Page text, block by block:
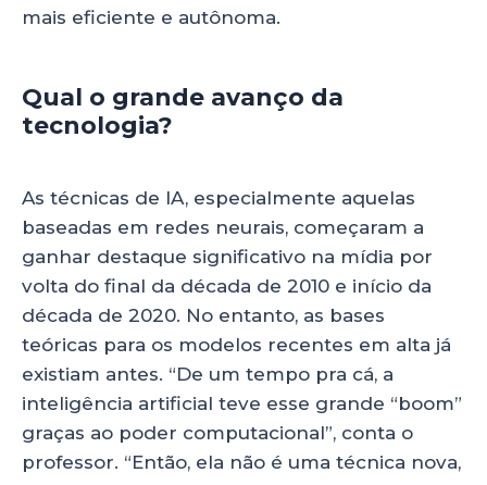
mais eficiente e autônoma.
Qual o grande avanço da
tecnologia?
As técnicas de IA, especialmente aquelas
baseadas em redes neurais, começaram a
ganhar destaque significativo na mídia por
volta do final da década de 2010 e início da
década de 2020. No entanto, as bases
teóricas para os modelos recentes em alta já
existiam antes. “De um tempo pra cá, a
inteligência artificial teve esse grande “boom”
graças ao poder computacional”, conta o
professor. “Então, ela não é uma técnica nova,